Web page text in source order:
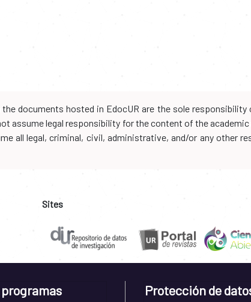
documents hosted in EdocUR are the sole
assume legal responsibility for the content of the
all legal, criminal, civil, administrative, and/or any other
Sites
Protección de